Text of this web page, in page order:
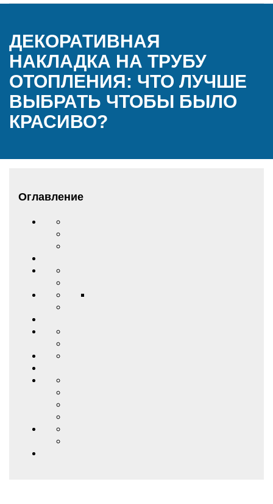
ДЕКОРАТИВНАЯ
НАКЛАДКА НА ТРУБУ
ОТОПЛЕНИЯ: ЧТО ЛУЧШЕ
ВЫБРАТЬ ЧТОБЫ БЫЛО
КРАСИВО?
Оглавление